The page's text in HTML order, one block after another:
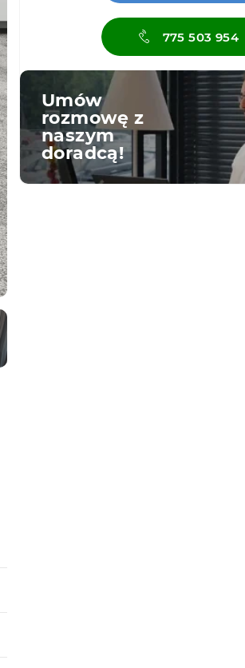
775 503 954
Umów
rozmowę z
naszym
doradcą!